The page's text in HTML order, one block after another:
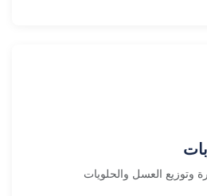
وتوزيع العسل والحلويات